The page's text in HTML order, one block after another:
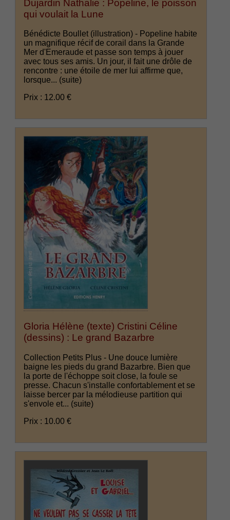
Dujardin Nathalie : Popeline, le poisson
qui voulait la Lune
Bénédicte Boullet (illustration) - Popeline habite
un magnifique récif de corail dans la Grande
Mer d'Emeraude et passe son temps à jouer
avec tous ses amis. Un jour, il fait une drôle de
rencontre : une étoile de mer lui affirme que,
lorsque... (suite)
Prix : 12.00 €
Gloria Hélène (texte) Cristini Céline
(dessins) : Le grand Bazarbre
Collection Petits Plus - Une douce lumière
baigne les pieds du grand Bazarbre. Bien que
la porte de l'échoppe soit close, la foule se
presse. Chacun s'installe confortablement et se
laisse bercer par la mélodieuse partition qui
s'envole et... (suite)
Prix : 10.00 €